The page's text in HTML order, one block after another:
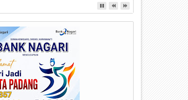
di Stasiun Padang